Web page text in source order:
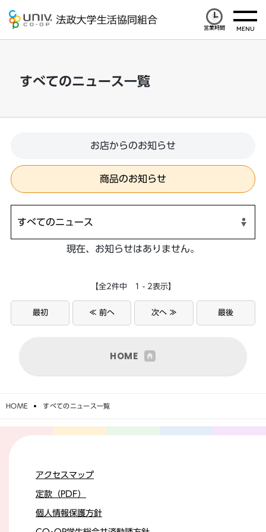
営業時間
すべてのニュース一覧
お店からのお知らせ
商品のお知らせ
現在、お知らせはありません。
【全2件中 1 - 2表示】
最初 ≪ 前へ 次へ ≫ 最後
HOME
HOME すべてのニュース一覧
アクセスマップ
定款（PDF）
個人情報保護方針